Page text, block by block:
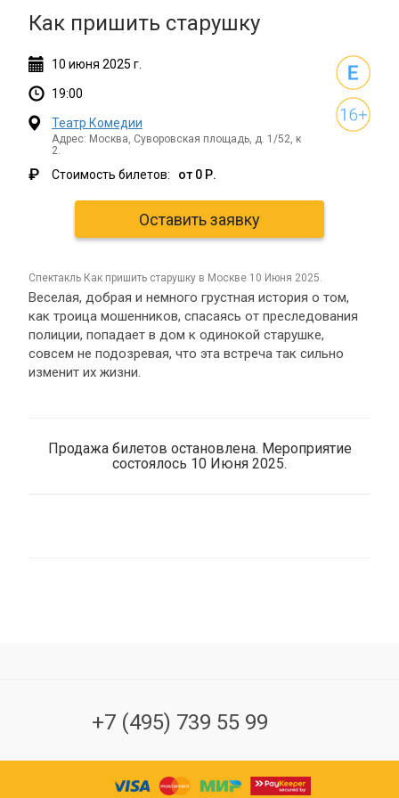
Как пришить старушку
10 июня 2025 г.
19:00
Театр Комедии
Адрес: Москва, Суворовская площадь, д. 1/52, к
2.
₽ Стоимость билетов: от 0 Р.
Оставить заявку
спектакль Как пришить старушку в Москве 10 Июня 2025.
Веселая, добрая и немного грустная история о том,
как троица мошенников, спасаясь от преследования
полиции, попадает в дом к одинокой старушке,
совсем не подозревая, что эта встреча так сильно
изменит их жизни.
Продажа билетов остановлена. Мероприятие
состоялось 10 Июня 2025.
+7 (495) 739 55 99